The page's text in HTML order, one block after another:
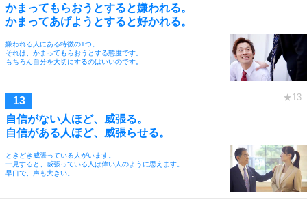
かまってもらおうとすると嫌われる。
かまってあげようとすると好かれる。
嫌われる人にある特徴の1つ。
それは、かまってもらおうとする態度です。
もちろん自分を大切にするのはいいのです。
自信がない人ほど、威張る。
自信がある人ほど、威張らせる。
ときどき威張っている人がいます。
一見すると、威張っている人は偉い人のように思えます。
早口で、声も大きい。